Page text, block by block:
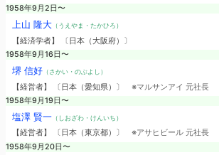
1958年9月2日〜
上山 隆大（うえやま・たかひろ）
【経済学者】 〔日本（大阪府）〕
1958年9月16日〜
堺 信好（さかい・のぶよし）
【経営者】 〔日本（愛知県）〕 ※マルサンアイ 元社長
1958年9月19日〜
塩澤 賢一（しおざわ・けんいち）
【経営者】 〔日本（東京都）〕 ※アサヒビール 元社長
1958年9月20日〜